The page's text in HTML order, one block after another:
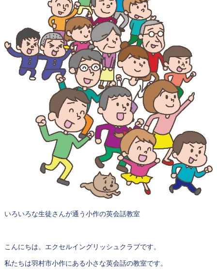
いろいろな生徒さんが通う小作の英会話教室
こんにちは。エクセルイングリッシュクラブです。
私たちは羽村市小作にある小さな英会話の教室です。